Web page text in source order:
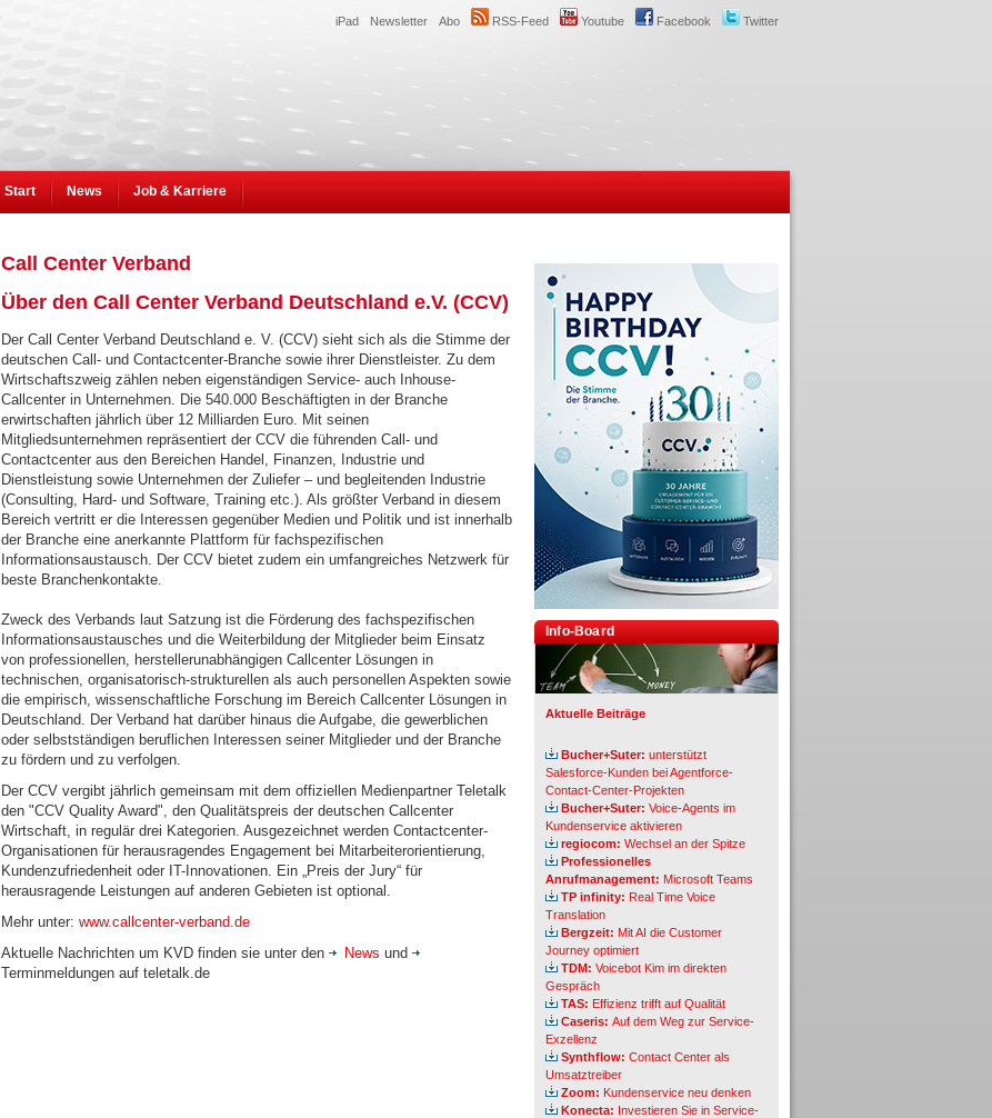
Twitter
Facebook
Youtube
RSS-Feed
Abo
Newsletter
iPad
Start News Job & Karriere
Call Center Verband
Über den Call Center Verband Deutschland e.V. (CCV)
Der Call Center Verband Deutschland e. V. (CCV) sieht sich als die Stimme der
deutschen Call- und Contactcenter-Branche sowie ihrer Dienstleister. Zu dem
Wirtschaftszweig zählen neben eigenständigen Service- auch Inhouse-
Callcenter in Unternehmen. Die 540.000 Beschäftigten in der Branche
erwirtschaften jährlich über 12 Milliarden Euro. Mit seinen
Mitgliedsunternehmen repräsentiert der CCV die führenden Call- und
Contactcenter aus den Bereichen Handel, Finanzen, Industrie und
Dienstleistung sowie Unternehmen der Zuliefer – und begleitenden Industrie
(Consulting, Hard- und Software, Training etc.). Als größter Verband in diesem
Bereich vertritt er die Interessen gegenüber Medien und Politik und ist innerhalb
der Branche eine anerkannte Plattform für fachspezifischen
Informationsaustausch. Der CCV bietet zudem ein umfangreiches Netzwerk für
beste Branchenkontakte.
Zweck des Verbands laut Satzung ist die Förderung des fachspezifischen
Informationsaustausches und die Weiterbildung der Mitglieder beim Einsatz
von professionellen, herstellerunabhängigen Callcenter Lösungen in
technischen, organisatorisch-strukturellen als auch personellen Aspekten sowie
die empirisch, wissenschaftliche Forschung im Bereich Callcenter Lösungen in
Deutschland. Der Verband hat darüber hinaus die Aufgabe, die gewerblichen
oder selbstständigen beruflichen Interessen seiner Mitglieder und der Branche
zu fördern und zu verfolgen.
Der CCV vergibt jährlich gemeinsam mit dem offiziellen Medienpartner Teletalk
den "CCV Quality Award", den Qualitätspreis der deutschen Callcenter
Wirtschaft, in regulär drei Kategorien. Ausgezeichnet werden Contactcenter-
Organisationen für herausragendes Engagement bei Mitarbeiterorientierung,
Kundenzufriedenheit oder IT-Innovationen. Ein „Preis der Jury“ für
herausragende Leistungen auf anderen Gebieten ist optional.
Mehr unter: www.callcenter-verband.de
Aktuelle Nachrichten um KVD finden sie unter den
News und
Terminmeldungen auf teletalk.de
Info-Board
Aktuelle Beiträge
Bucher+Suter: unterstützt
Salesforce-Kunden bei Agentforce-
Contact-Center-Projekten
Bucher+Suter: Voice-Agents im
Kundenservice aktivieren
regiocom: Wechsel an der Spitze
Professionelles
Anrufmanagement: Microsoft Teams
TP infinity: Real Time Voice
Translation
Bergzeit: Mit AI die Customer
Journey optimiert
TDM: Voicebot Kim im direkten
Gespräch
TAS: Effizienz trifft auf Qualität
Caseris: Auf dem Weg zur Service-
Exzellenz
Synthflow: Contact Center als
Umsatztreiber
Zoom: Kundenservice neu denken
Konecta: Investieren Sie in Service-